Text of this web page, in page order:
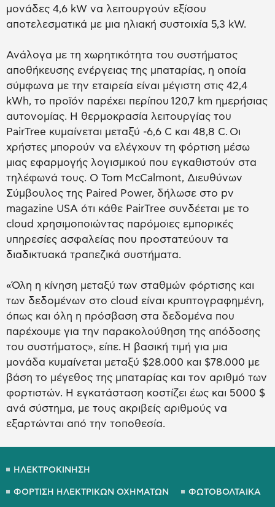
μονάδες 4,6 kW να λειτουργούν εξίσου
αποτελεσματικά με μια ηλιακή συστοιχία 5,3 kW.
Ανάλογα με τη χωρητικότητα του συστήματος
αποθήκευσης ενέργειας της μπαταρίας, η οποία
σύμφωνα με την εταιρεία είναι μέγιστη στις 42,4
kWh, το προϊόν παρέχει περίπου 120,7 km ημερήσιας
αυτονομίας. Η θερμοκρασία λειτουργίας του
PairTree κυμαίνεται μεταξύ -6,6 C και 48,8 C. Οι
χρήστες μπορούν να ελέγχουν τη φόρτιση μέσω
μιας εφαρμογής λογισμικού που εγκαθιστούν στα
τηλέφωνά τους. Ο Tom McCalmont, Διευθύνων
Σύμβουλος της Paired Power, δήλωσε στο pv
magazine USA ότι κάθε PairTree συνδέεται με το
cloud χρησιμοποιώντας παρόμοιες εμπορικές
υπηρεσίες ασφαλείας που προστατεύουν τα
διαδικτυακά τραπεζικά συστήματα.
«Όλη η κίνηση μεταξύ των σταθμών φόρτισης και
των δεδομένων στο cloud είναι κρυπτογραφημένη,
όπως και όλη η πρόσβαση στα δεδομένα που
παρέχουμε για την παρακολούθηση της απόδοσης
του συστήματος», είπε. Η βασική τιμή για μια
μονάδα κυμαίνεται μεταξύ $28.000 και $78.000 με
βάση το μέγεθος της μπαταρίας και τον αριθμό των
φορτιστών. Η εγκατάσταση κοστίζει έως και 5000 $
ανά σύστημα, με τους ακριβείς αριθμούς να
εξαρτώνται από την τοποθεσία.
ΗΛΕΚΤΡΟΚΙΝΗΣΗ
ΦΟΡΤΙΣΗ ΗΛΕΚΤΡΙΚΩΝ ΟΧΗΜΑΤΩΝ ΦΩΤΟΒΟΛΤΑΙΚΑ